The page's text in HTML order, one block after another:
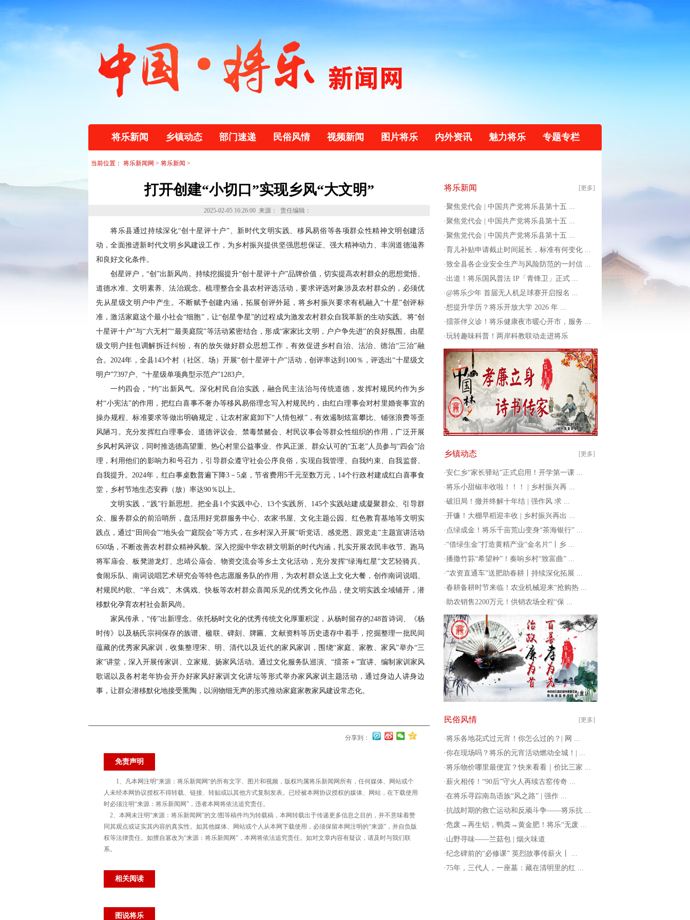
将乐新闻 乡镇动态 部门速递 民俗风情 视频新闻 图片将乐 内外资讯 魅力将乐 专题专栏
当前位置： 将乐新闻网 > 将乐新闻 >
打开创建“小切口”实现乡风“大文明”
2025-02-05 16:26:00 来源： 责任编辑：
将乐县通过持续深化“创十星评十户”、新时代文明实践、移风易俗等各项群众性精神文明创建活
动，全面推进新时代文明乡风建设工作，为乡村振兴提供坚强思想保证、强大精神动力、丰润道德滋养
和良好文化条件。
创星评户，“创”出新风尚。持续挖掘提升“创十星评十户”品牌价值，切实提高农村群众的思想觉悟、
道德水准、文明素养、法治观念。梳理整合全县农村评选活动，要求评选对象涉及农村群众的，必须优
先从星级文明户中产生。不断赋予创建内涵，拓展创评外延，将乡村振兴要求有机融入“十星”创评标
准，激活家庭这个最小社会“细胞”，让“创星争星”的过程成为激发农村群众自我革新的生动实践。将“创
十星评十户”与“六无村”“最美庭院”等活动紧密结合，形成“家家比文明，户户争先进”的良好氛围。由星
级文明户挂包调解拆迁纠纷，有的放矢做好群众思想工作，有效促进乡村自治、法治、德治“三治”融
合。2024年，全县143个村（社区、场）开展“创十星评十户”活动，创评率达到100％，评选出“十星级文
明户”7397户、“十星级单项典型示范户”1283户。
一约四会，“约”出新风气。深化村民自治实践，融合民主法治与传统道德，发挥村规民约作为乡
村“小宪法”的作用，把红白喜事不奢办等移风易俗理念写入村规民约，由红白理事会对村里婚丧事宜的
操办规程、标准要求等做出明确规定，让农村家庭卸下“人情包袱”，有效遏制炫富攀比、铺张浪费等歪
风陋习。充分发挥红白理事会、道德评议会、禁毒禁赌会、村民议事会等群众性组织的作用，广泛开展
乡风村风评议，同时推选德高望重、热心村里公益事业、作风正派、群众认可的“五老”人员参与“四会”治
理，利用他们的影响力和号召力，引导群众遵守社会公序良俗，实现自我管理、自我约束、自我监督、
自我提升。2024年，红白事桌数普遍下降3－5桌，节省费用5千元至数万元，14个行政村建成红白喜事食
堂，乡村节地生态安葬（放）率达90％以上。
文明实践，“践”行新思想。把全县1个实践中心、13个实践所、145个实践站建成凝聚群众、引导群
众、服务群众的前沿哨所，盘活用好党群服务中心、农家书屋、文化主题公园、红色教育基地等文明实
践点，通过“田间会”“地头会”“庭院会”等方式，在乡村深入开展“听党话、感党恩、跟党走”主题宣讲活动
650场，不断改善农村群众精神风貌。深入挖掘中华农耕文明新的时代内涵，扎实开展农民丰收节、跑马
将军庙会、板凳游龙灯、忠靖公庙会、物资交流会等乡土文化活动，充分发挥“绿海红星”文艺轻骑兵、
食闹乐队、南词说唱艺术研究会等特色志愿服务队的作用，为农村群众送上文化大餐，创作南词说唱、
村规民约歌、“半台戏”、木偶戏、快板等农村群众喜闻乐见的优秀文化作品，使文明实践全域铺开，潜
移默化孕育农村社会新风尚。
家风传承，“传”出新理念。依托杨时文化的优秀传统文化厚重积淀，从杨时留存的248首诗词、《杨
时传》以及杨氏宗祠保存的族谱、楹联、碑刻、牌匾、文献资料等历史遗存中着手，挖掘整理一批民间
蕴藏的优秀家风家训，收集整理宋、明、清代以及近代的家风家训，围绕“家庭、家教、家风”举办“三
家”讲堂，深入开展传家训、立家规、扬家风活动。通过文化服务队巡演、“擂茶＋”宣讲、编制家训家风
歌谣以及各村老年协会开办好家风好家训文化讲坛等形式举办家风家训主题活动，通过身边人讲身边
事，让群众潜移默化地接受熏陶，以润物细无声的形式推动家庭家教家风建设常态化。
分享到：
免责声明
1、凡本网注明“来源：将乐新闻网“的所有文字、图片和视频，版权均属将乐新闻网所有，任何媒体、网站或个
人未经本网协议授权不得转载、链接、转贴或以其他方式复制发表。已经被本网协议授权的媒体、网站，在下载使用
时必须注明“来源：将乐新闻网”，违者本网将依法追究责任。
2、本网未注明“来源：将乐新闻网”的文/图等稿件均为转载稿，本网转载出于传递更多信息之目的，并不意味着赞
同其观点或证实其内容的真实性。如其他媒体、网站或个人从本网下载使用，必须保留本网注明的“来源”，并自负版
权等法律责任。如擅自篡改为“来源：将乐新闻网”，本网将依法追究责任。如对文章内容有疑议，请及时与我们联
系。
相关阅读
图说将乐
[更多]
将乐新闻
·聚焦党代会 | 中国共产党将乐县第十五 ...
·聚焦党代会 | 中国共产党将乐县第十五 ...
·聚焦党代会 | 中国共产党将乐县第十五 ...
· 育儿补贴申请截止时间延长，标准有何变化 ...
·致全县各企业安全生产与风险防范的一封信 ...
· 出道！将乐国风普法 IP「青锋卫」正式 ...
·@将乐少年 首届无人机足球赛开启报名 ...
·想提升学历？将乐开放大学 2026 年 ...
·擂茶伴义诊！将乐健康夜市暖心开市，服务 ...
·玩转趣味科普！两岸科教联动走进将乐
[更多]
乡镇动态
·安仁乡“家长驿站”正式启用！开学第一课 ...
·将乐小甜椒丰收啦！！！ | 乡村振兴再 ...
·破旧局！撤并终解十年结 | 强作风 求 ...
·开镰！大棚早稻迎丰收 | 乡村振兴再出 ...
· 点绿成金！将乐千亩荒山变身“茶海银行” ...
·“借绿生金”打造黄精产业“金名片”丨乡 ...
·播撒竹荪“希望种”！奏响乡村“致富曲” ...
·“农资直通车”送肥助春耕丨持续深化拓展 ...
·春耕备耕时节来临！农业机械迎来“抢购热 ...
·助农销售2200万元！供销农场全程“保 ...
[更多]
民俗风情
·将乐各地花式过元宵！你怎么过的？| 网 ...
·你在现场吗？将乐的元宵活动燃动全城！| ...
·将乐物价哪里最便宜？快来看看｜价比三家 ...
·薪火相传！“90后”守火人再续古窑传奇 ...
·在将乐寻踪南岛语族“风之路” | 强作 ...
·抗战时期的救亡运动和反顽斗争——将乐抗 ...
·危废→再生铝，鸭粪→黄金肥！将乐“无废 ...
· 山野寻味——兰菇包 | 烟火味道
·纪念碑前的“必修课” 英烈故事传薪火丨 ...
· 75年，三代人，一座墓：藏在清明里的红 ...